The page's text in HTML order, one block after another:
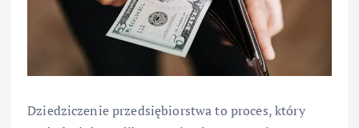
Dziedziczenie przedsiębiorstwa to proces, który